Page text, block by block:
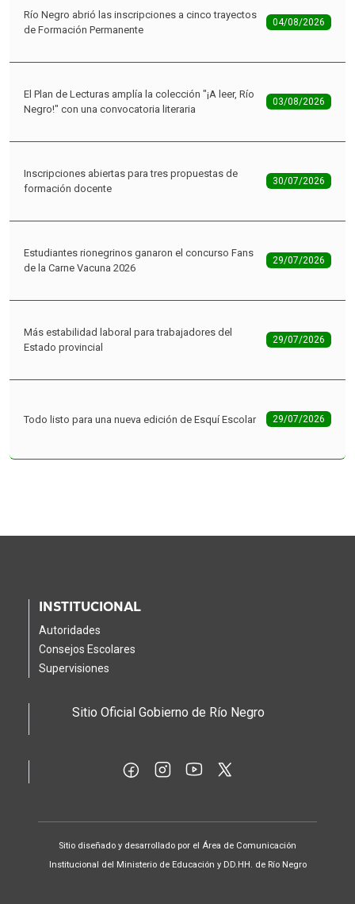
03/08/2026
30/07/2026
29/07/2026
29/07/2026
Todo listo para una nueva edición de Esquí Escolar 29/07/2026
INSTITUCIONAL
Autoridades
Consejos Escolares
Supervisiones
Sitio Oficial Gobierno de Río Negro
Sitio diseñado y desarrollado por el Área de Comunicación
Institucional del Ministerio de Educación y DD.HH. de Río Negro